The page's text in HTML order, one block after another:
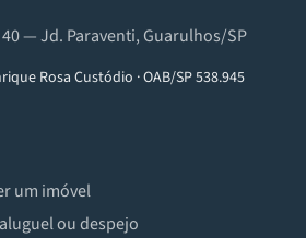
— Jd. Paraventi, Guarulhos/SP
Rosa Custódio ·OAB/SP 538.945
um imóvel
ou despejo